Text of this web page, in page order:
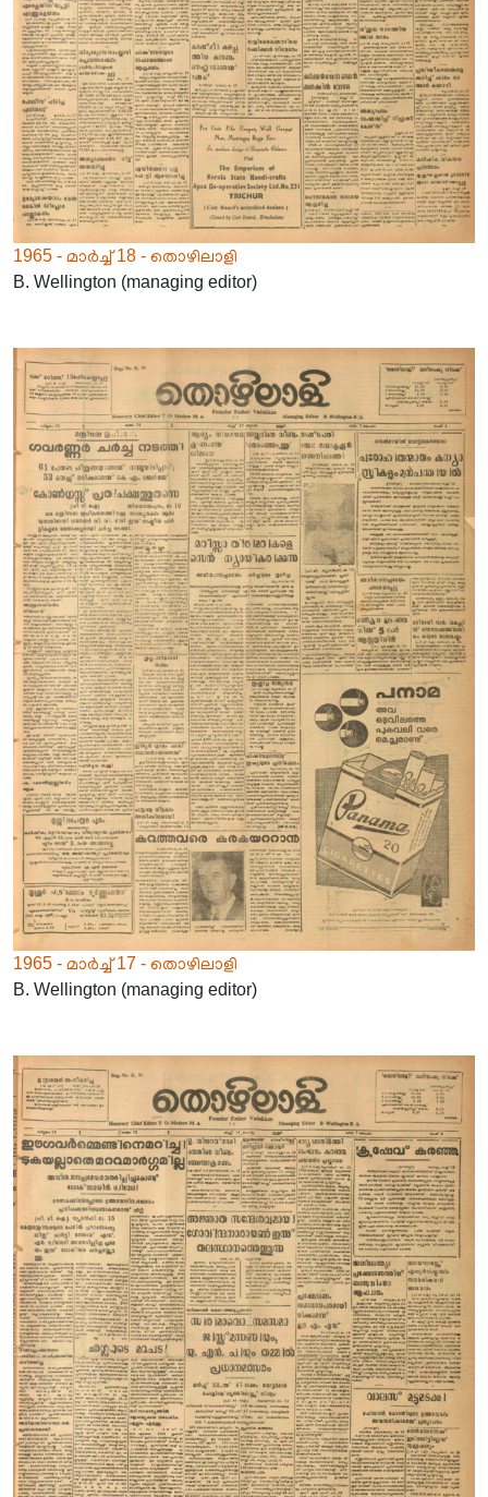
1965 - മാർച്ച് 18 - തൊഴിലാളി
B. Wellington (managing editor)
1965 - മാർച്ച് 17 - തൊഴിലാളി
B. Wellington (managing editor)